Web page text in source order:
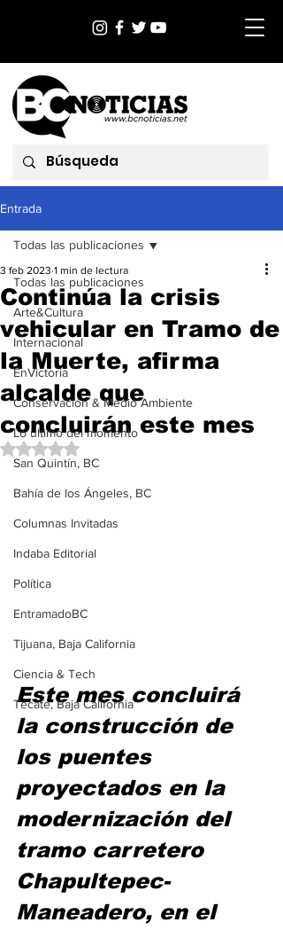
Entrada
Todas las publicaciones
Arte&Cultura
Internacional
EnVictoria
Conservación & Medio Ambiente
Lo último del momento
San Quintín, BC
Bahía de los Ángeles, BC
Columnas Invitadas
Indaba Editorial
Política
EntramadoBC
Tijuana, Baja California
Ciencia & Tech
Tecate, Baja California
Todas las publicaciones
Continúa la crisis
vehicular en Tramo de
la Muerte, afirma
alcalde que
concluirán este mes
3 feb 2023 1 min de lectura
Obtuvo NaN de 5 estrellas.
Este mes concluirá
la construcción de
los puentes
proyectados en la
modernización del
tramo carretero
Chapultepec-
Maneadero, en el